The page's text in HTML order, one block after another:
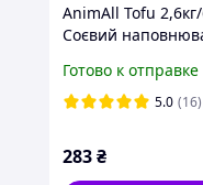
AnimAll Tofu
Соєвий
ароматом персика
Готово к отправке
5.0 (16)
283₴